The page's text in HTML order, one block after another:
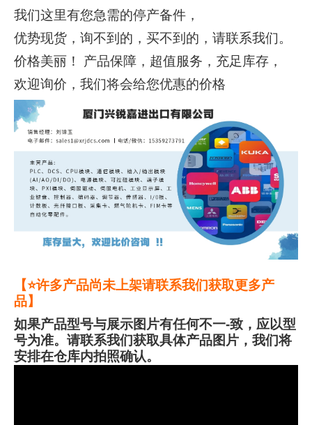
我们这里有您急需的停产备件，
优势现货，询不到的，买不到的，请联系我们。
价格美丽！ 产品保障，超值服务，充足库存，
欢迎询价，我们将会给您优惠的价格
【⭐许多产品尚未上架请联系我们获取更多产
品】
如果产品型号与展示图片有任何不一-致，应以型
号为准。请联系我们获取具体产品图片，我们将
安排在仓库内拍照确认。